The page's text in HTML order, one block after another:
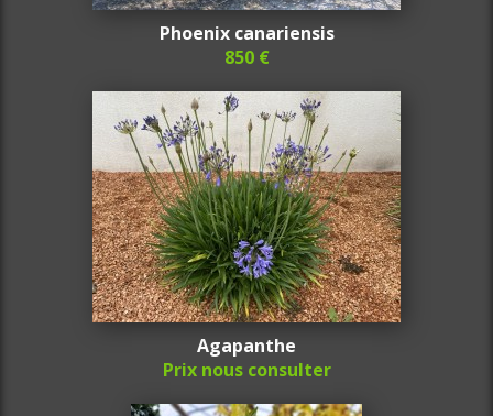
Phoenix canariensis
850 €
Agapanthe
Prix nous consulter